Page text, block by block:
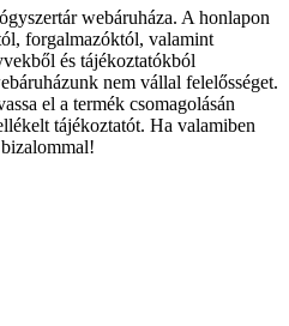
webáruháza. A honlapon
forgalmazóktól, valamint
és tájékoztatókból
nem vállal felelősséget.
el a termék csomagolásán
tájékoztatót. Ha valamiben